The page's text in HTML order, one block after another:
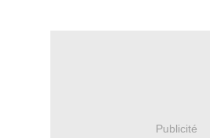
Publicité